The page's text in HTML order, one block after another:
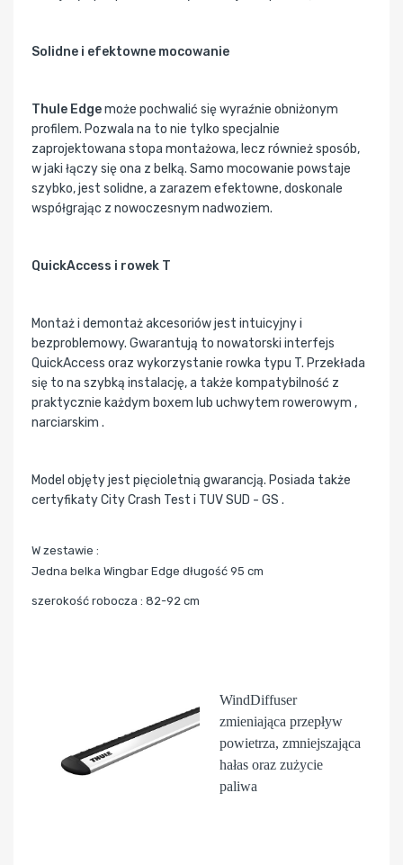
Solidne i efektowne mocowanie
Thule Edgemoże pochwalić się wyraźnie obniżonym
profilem. Pozwala na to nie tylko specjalnie
zaprojektowana stopa montażowa, lecz również sposób,
w jaki łączy się ona z belką. Samo mocowanie powstaje
szybko, jest solidne, a zarazem efektowne, doskonale
współgrając z nowoczesnym nadwoziem.
QuickAccess i rowek T
Montaż i demontaż akcesoriów jest intuicyjny i
bezproblemowy. Gwarantują to nowatorski interfejs
QuickAccess oraz wykorzystanie rowka typu T. Przekłada
się to na szybką instalację, a także kompatybilność z
praktycznie każdym boxem lub uchwytem rowerowym ,
narciarskim .
Model objęty jest pięcioletnią gwarancją. Posiada także
certyfikaty City Crash Test i TUV SUD - GS .
W zestawie :
Jedna belka Wingbar Edge długość 95 cm
szerokość robocza : 82-92 cm
WindDiffuser
zmieniająca przepływ
powietrza, zmniejszająca
hałas oraz zużycie
paliwa